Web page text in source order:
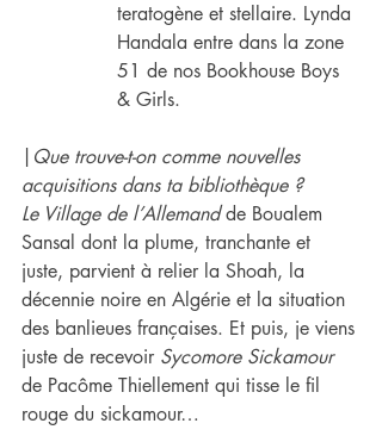
teratogène et stellaire. Lynda
Handala entre dans la zone
51 de nos Bookhouse Boys
& Girls.
Que trouve-t-on comme nouvelles
acquisitions dans ​ta bibliothèque ?
Le Village de l’Allemand de Boualem
Sansal dont la plume, tranchante et
juste, parvient à relier la Shoah, la
décennie noire en Algérie et la situation
des banlieues françaises. Et puis, je viens
juste de recevoir Sycomore Sickamour
de Pacôme Thiellement qui tisse le fil
rouge du sickamour…